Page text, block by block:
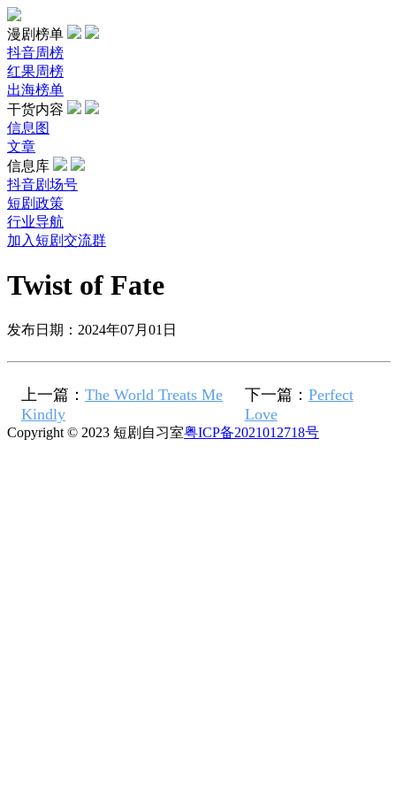
漫剧榜单
抖音周榜
红果周榜
出海榜单
干货内容
信息图
文章
信息库
抖音剧场号
短剧政策
行业导航
加入短剧交流群
Twist of Fate
发布日期：2024年07月01日
上一篇： The World Treats Me
Kindly
下一篇： Perfect
Love
Copyright © 2023 短剧自习室粤ICP备2021012718号